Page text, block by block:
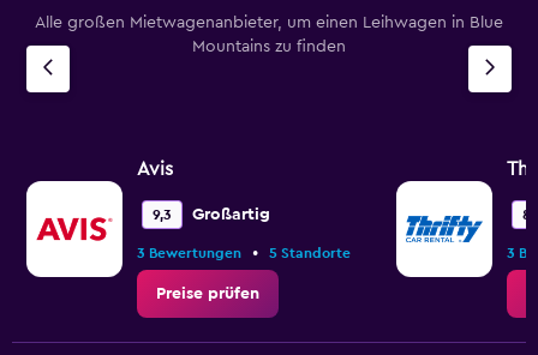
Alle großen Mietwagenanbieter, um einen Leihwagen in Blue
Mountains zu finden
Avis
9,3 Großartig
3 Bewertungen • 5 Standorte
Preise prüfen
3